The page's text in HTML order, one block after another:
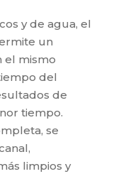
y de agua, el
un
el mismo
del
de
tiempo.
se
limpios y